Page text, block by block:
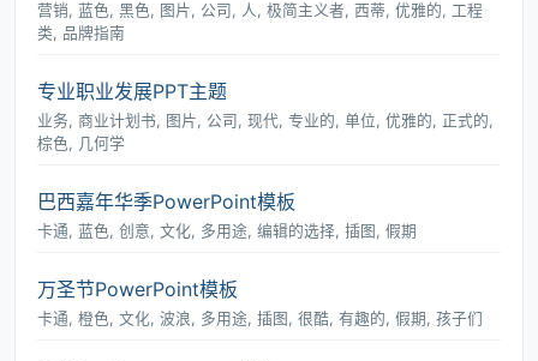
营销, 蓝色, 黑色, 图片, 公司, 人, 极简主义者, 西蒂, 优雅的, 工程
类, 品牌指南
专业职业发展PPT主题
业务, 商业计划书, 图片, 公司, 现代, 专业的, 单位, 优雅的, 正式的,
棕色, 几何学
巴西嘉年华季PowerPoint模板
卡通, 蓝色, 创意, 文化, 多用途, 编辑的选择, 插图, 假期
万圣节PowerPoint模板
卡通, 橙色, 文化, 波浪, 多用途, 插图, 很酷, 有趣的, 假期, 孩子们